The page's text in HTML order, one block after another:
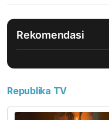
Rekomendasi
Republika TV